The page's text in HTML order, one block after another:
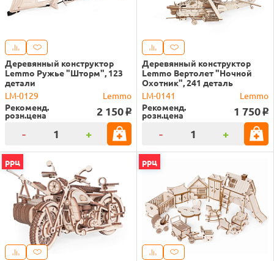
Деревянный конструктор
Lemmo Ружье "Шторм", 123
детали
LM-0129
Lemmo
Рекоменд.
розн.цена 2 150 o
- +
Деревянный конструктор
Lemmo Вертолет "Ночной
Охотник", 241 деталь
LM-0141
Lemmo
Рекоменд.
розн.цена 1 750 o
- +
ррц ррц